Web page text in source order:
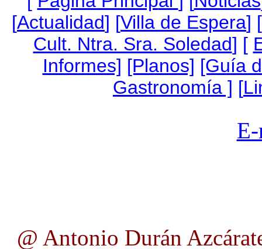
[Actualidad] [Villa de Espera] [
Cult. Ntra. Sra. Soledad] [
Informes] [Planos] [Guía
Gastronomía ] [
@ Antonio Durán